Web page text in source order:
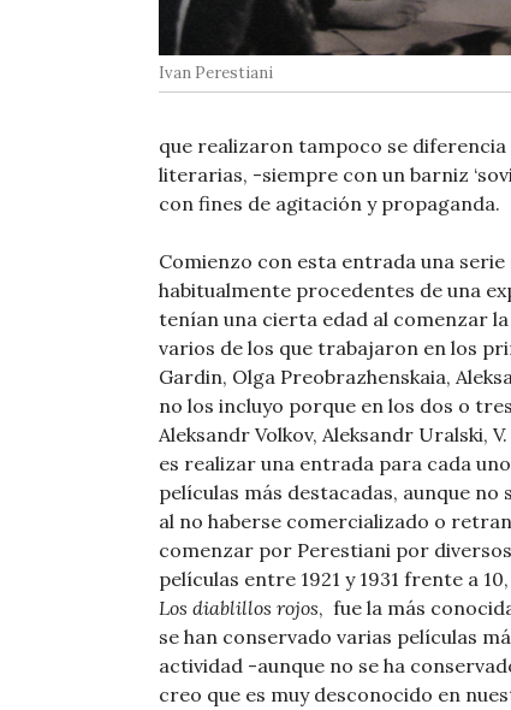
Ivan Perestiani
que realizaron tampoco se
literarias, -siempre con un barniz
con fines de agitación y propaganda.
Comienzo con esta entrada una
habitualmente procedentes de una
tenían una cierta edad al comenzar
varios de los que trabajaron en los
Gardin, Olga Preobrazhenskaia,
no los incluyo porque en los dos o
Aleksandr Volkov, Aleksandr Uralski,
es realizar una entrada para cada
películas más destacadas, aunque
al no haberse comercializado o
comenzar por Perestiani por
películas entre 1921 y 1931 frente a
Los diablillos rojos, fue la más
se han conservado varias películas
actividad -aunque no se ha
creo que es muy desconocido en